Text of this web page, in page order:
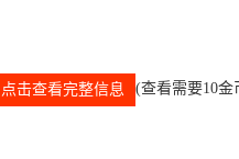
点击查看完整信息 (查看需要10金